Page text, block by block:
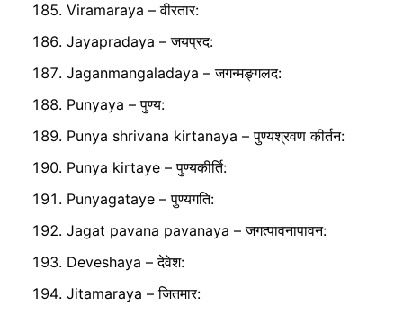
Viramaraya – वीरतार:
Jayapradaya – जयप्रद:
Jaganmangaladaya – जगन्मङ्गलद:
Punyaya – पुण्य:
Punya shrivana kirtanaya – पुण्यश्रवण कीर्तन:
Punya kirtaye – पुण्यकीर्ति:
Punyagataye – पुण्यगति:
Jagat pavana pavanaya – जगत्पावनापावन:
Deveshaya – देवेश:
Jitamaraya – जितमार: